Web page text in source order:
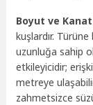
Boyut ve Kanat
kuşlardır.
uzunluğa sahip
etkileyicidir;
metreye
zahmetsizce